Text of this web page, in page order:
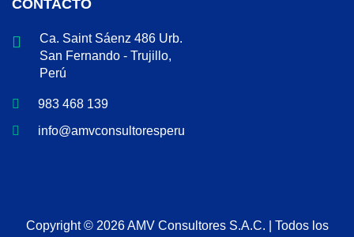
CONTACTO
Ca. Saint Sáenz 486 Urb.
San Fernando - Trujillo,
Perú
983 468 139
info@amvconsultoresperu.com
Copyright © 2026 AMV Consultores S.A.C. | Todos los